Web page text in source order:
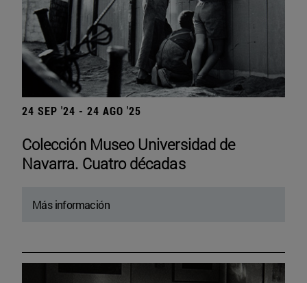
24 SEP '24 - 24 AGO '25
Colección Museo Universidad de
Navarra. Cuatro décadas
Más información